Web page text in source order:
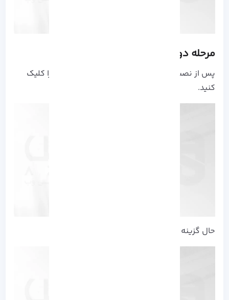
مرحله دوم: ثبت نام در اسنپ چت
پس از نصب، برنامه را اجرا کرده و گزینه Sign Up را کلیک
کنید.
حال گزینه Continue را بزنید.